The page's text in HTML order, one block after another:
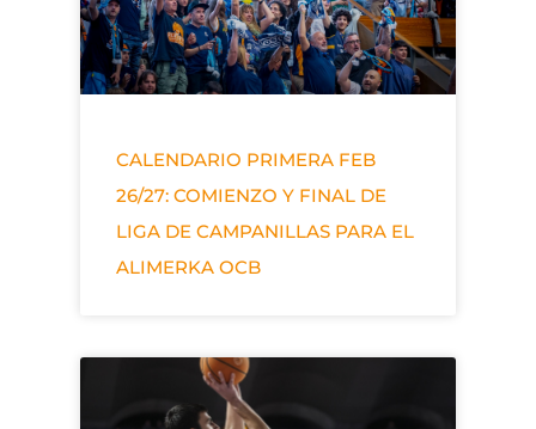
CALENDARIO PRIMERA FEB
26/27: COMIENZO Y FINAL DE
LIGA DE CAMPANILLAS PARA EL
ALIMERKA OCB